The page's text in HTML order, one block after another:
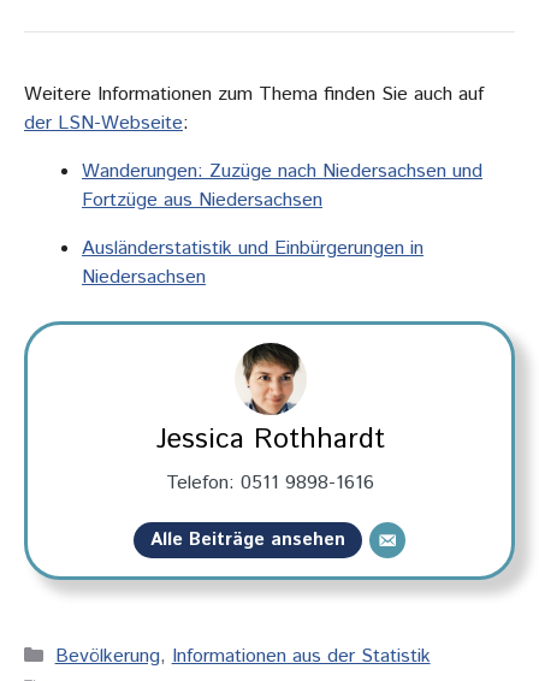
Weitere Informationen zum Thema finden Sie auch auf
der LSN-Webseite:
Wanderungen: Zuzüge nach Niedersachsen und
Fortzüge aus Niedersachsen
Ausländerstatistik und Einbürgerungen in
Niedersachsen
Jessica Rothhardt
Telefon: 0511 9898-1616
Alle Beiträge ansehen
Kategorien
Bevölkerung,Informationen aus der Statistik